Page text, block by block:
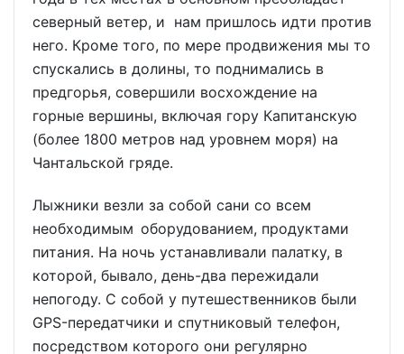
северный ветер, и нам пришлось идти против
него. Кроме того, по мере продвижения мы то
спускались в долины, то поднимались в
предгорья, совершили восхождение на
горные вершины, включая гору Капитанскую
(более 1800 метров над уровнем моря) на
Чантальской гряде.
Лыжники везли за собой сани со всем
необходимым оборудованием, продуктами
питания. На ночь устанавливали палатку, в
которой, бывало, день-два пережидали
непогоду. С собой у путешественников были
GPS-передатчики и спутниковый телефон,
посредством которого они регулярно